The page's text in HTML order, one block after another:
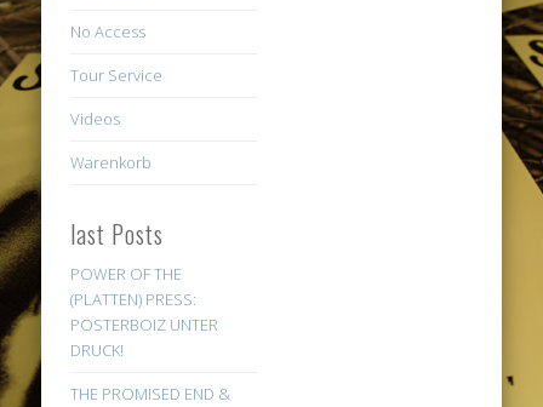
No Access
Tour Service
Videos
Warenkorb
last Posts
POWER OF THE
(PLATTEN) PRESS:
POSTERBOIZ UNTER
DRUCK!
THE PROMISED END &